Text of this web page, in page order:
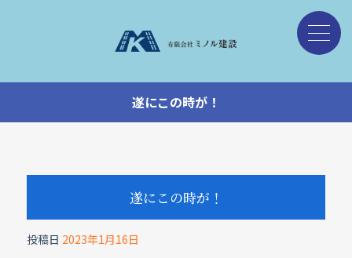
遂にこの時が！
遂にこの時が！
投稿日 2023年1月16日